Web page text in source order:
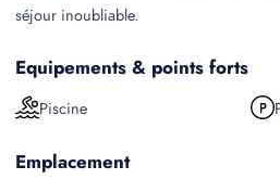
séjour inoubliable.
Equipements & points forts
Piscine
Emplacement